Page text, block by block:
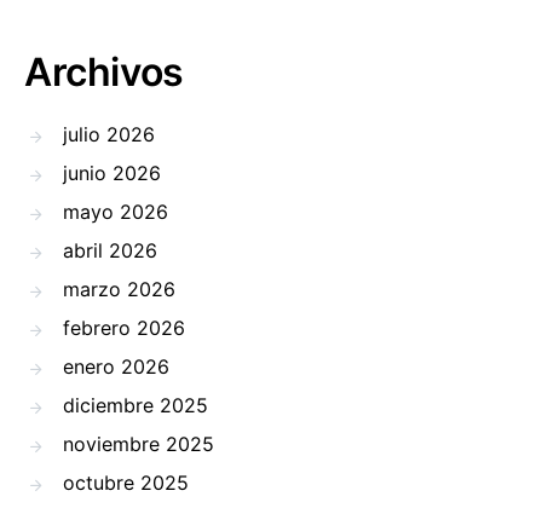
Archivos
julio 2026
junio 2026
mayo 2026
abril 2026
marzo 2026
febrero 2026
enero 2026
diciembre 2025
noviembre 2025
octubre 2025